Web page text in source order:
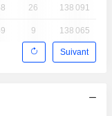
26 138 091
9 138 065
Suivant